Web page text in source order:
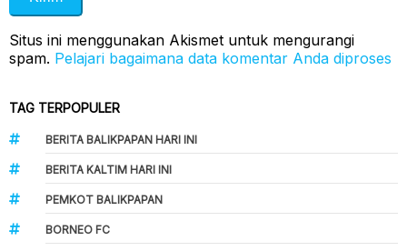
Situs ini menggunakan Akismet untuk mengurangi
spam. Pelajari bagaimana data komentar Anda diproses
TAG TERPOPULER
BERITA BALIKPAPAN HARI INI
BERITA KALTIM HARI INI
PEMKOT BALIKPAPAN
BORNEO FC